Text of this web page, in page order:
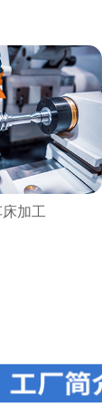
加工